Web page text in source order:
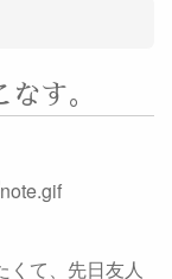
す。
くて、先日友人